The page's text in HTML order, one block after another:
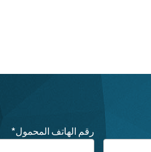
رقم الهاتف المحمول*